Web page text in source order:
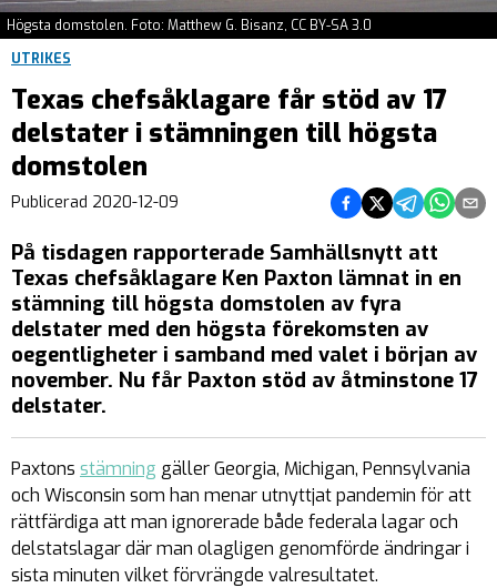
Högsta domstolen. Foto: Matthew G. Bisanz, CC BY-SA 3.0
UTRIKES
Texas chefsåklagare får stöd av 17
delstater i stämningen till högsta
domstolen
Publicerad 2020-12-09 Dela på Facebook
Dela på Twitter
Dela påDela på
Dela
På tisdagen rapporterade Samhällsnytt att
Texas chefsåklagare Ken Paxton lämnat in en
stämning till högsta domstolen av fyra
delstater med den högsta förekomsten av
oegentligheter i samband med valet i början av
november. Nu får Paxton stöd av åtminstone 17
delstater.
Paxtons stämning gäller Georgia, Michigan, Pennsylvania
och Wisconsin som han menar utnyttjat pandemin för att
rättfärdiga att man ignorerade både federala lagar och
delstatslagar där man olagligen genomförde ändringar i
sista minuten vilket förvrängde valresultatet.